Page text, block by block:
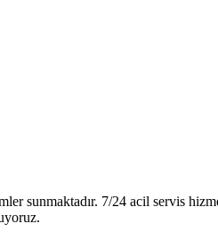
sunmaktadır. 7/24 acil servis